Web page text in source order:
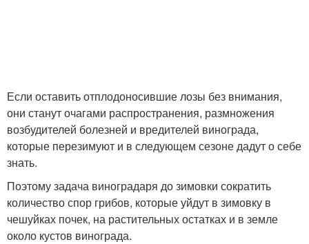
Если оставить отплодоносившие лозы без внимания,
они станут очагами распространения, размножения
возбудителей болезней и вредителей винограда,
которые перезимуют и в следующем сезоне дадут о себе
знать.
Поэтому задача виноградаря до зимовки сократить
количество спор грибов, которые уйдут в зимовку в
чешуйках почек, на растительных остатках и в земле
около кустов винограда.